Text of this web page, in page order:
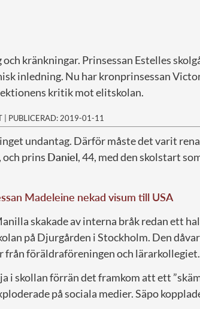
kränkningar. Prinsessan Estelles
inledning. Nu har kronprinsessan
kritik mot elitskolan.
| PUBLICERAD: 2019-01-11
undantag. Därför måste det varit
prins Daniel, 44, med den skolstart
Madeleine nekad visum till USA
skakade av interna bråk redan ett
på Djurgården i Stockholm. Den
från föräldraföreningen och lärarkollegiet.
i skollan förrän det framkom att ett
på sociala medier. Säpo